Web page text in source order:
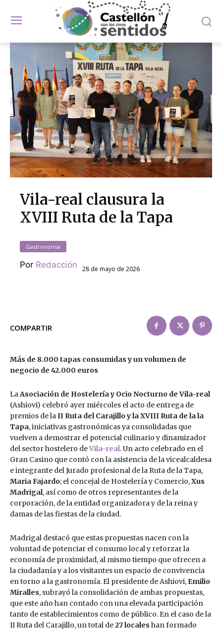
Vila-real clausura la
XVIII Ruta de la Tapa
Gastronomia
Por Redacción 28 de mayo de 2026
COMPARTIR
Más de 8.000 tapas consumidas y un volumen de
negocio de 42.000 euros
LaAsociación de Hostelería y Ocio Nocturno de Vila-real
(Ashiovi) celebró ayer miércoles el acto de entrega de
premios de laII Ruta del Carajillo y la XVIII Ruta de la la
Tapa, iniciativas gastronómicas ya consolidadas que
vuelven a demostrar el potencial culinario y dinamizador
del sector hostelero deVila-real. Un acto celebrado en el
Gran Casino que contó con la asistencia de la vicealcaldesa
e integrante del Jurado profesional de la Ruta de la Tapa,
Maria Fajardo; el concejal de Hostelería y Comercio,Xus
Madrigal, así como de otros representantes de la
corporación, de la entidad organizadora y de la reina y
damas de las fiestas de la ciudad.
Madrigal destacó que estas propuestas nacen con la
voluntad de potenciar el consumo local y reforzar la
economía de proximidad, al mismo tiempo que ofrecen a
la ciudadanía y a los visitantes un espacio de convivencia
en torno a la gastronomía. El presidente de Ashiovi, Emilio
Miralles, subrayó la consolidación de ambas propuestas,
que este año han contado con una elevada participación
tanto de establecimientos como de público. En el caso de la
II Ruta del Carajillo, un total de27 locales han formado